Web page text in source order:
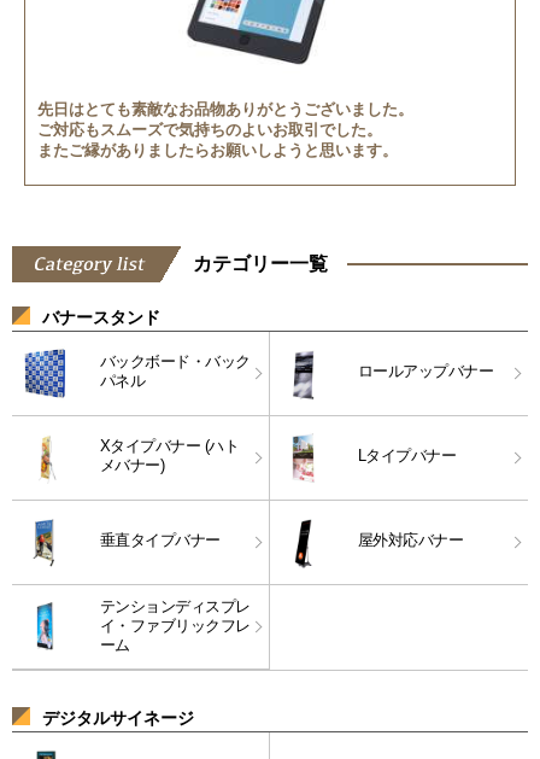
先日はとても素敵なお品物ありがとうございました。
ご対応もスムーズで気持ちのよいお取引でした。
またご縁がありましたらお願いしようと思います。
カテゴリー一覧
バナースタンド
バックボード・バック
パネル
ロールアップバナー
Xタイプバナー (ハト
メバナー)
Lタイプバナー
垂直タイプバナー 屋外対応バナー
テンションディスプレ
イ・ファブリックフレ
ーム
デジタルサイネージ